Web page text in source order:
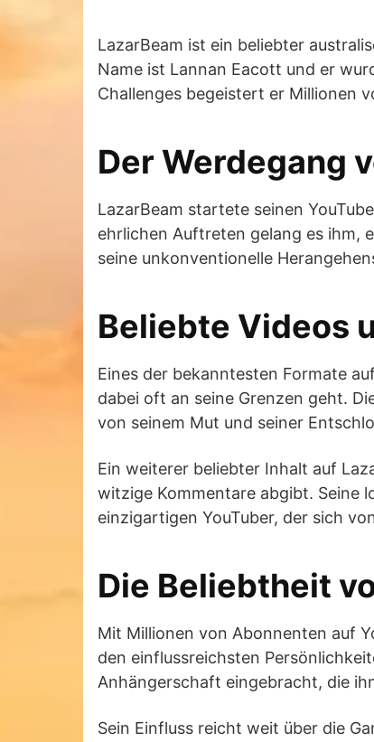
LazarBeam ist ein beliebter
Name ist Lannan Eacott und er
Challenges begeistert er Millionen
Der Werdegang
LazarBeam startete seinen
ehrlichen Auftreten gelang es ihm,
seine unkonventionelle
Beliebte Videos
Eines der bekanntesten Formate
dabei oft an seine Grenzen geht.
von seinem Mut und seiner
Ein weiterer beliebter Inhalt auf
witzige Kommentare abgibt. Seine
einzigartigen YouTuber, der sich
Die Beliebtheit
Mit Millionen von Abonnenten auf
den einflussreichsten
Anhängerschaft eingebracht, die
Sein Einfluss reicht weit über die